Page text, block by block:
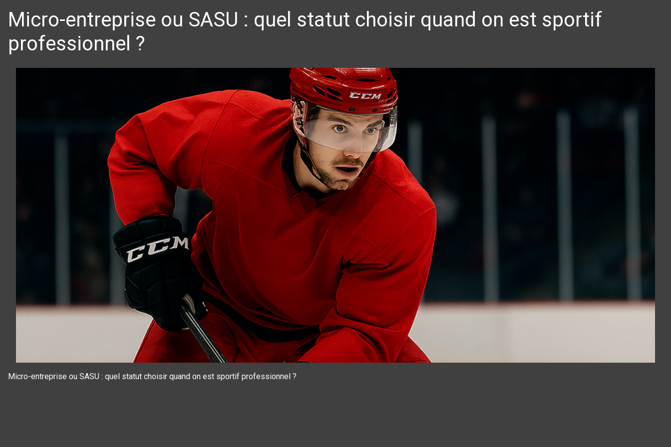
Micro-entreprise ou SASU : quel statut choisir quand on est sportif
professionnel ?
Micro-entreprise ou SASU : quel statut choisir quand on est sportif professionnel ?